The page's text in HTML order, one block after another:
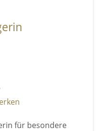
für besondere